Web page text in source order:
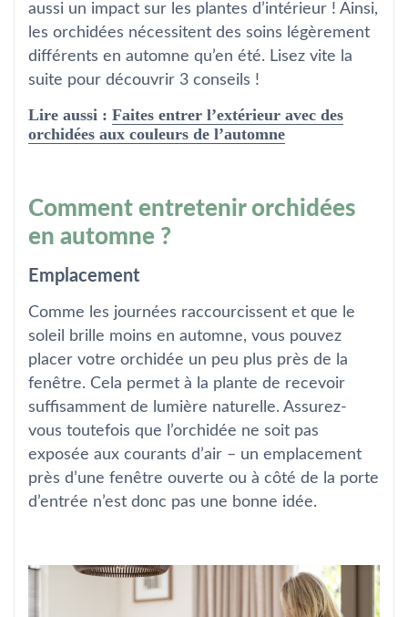
aussi un impact sur les plantes d’intérieur ! Ainsi,
les orchidées nécessitent des soins légèrement
différents en automne qu’en été. Lisez vite la
suite pour découvrir 3 conseils !
Lire aussi : Faites entrer l’extérieur avec des
orchidées aux couleurs de l’automne
Comment entretenir orchidées
en automne ?
Emplacement
Comme les journées raccourcissent et que le
soleil brille moins en automne, vous pouvez
placer votre orchidée un peu plus près de la
fenêtre. Cela permet à la plante de recevoir
suffisamment de lumière naturelle. Assurez-
vous toutefois que l’orchidée ne soit pas
exposée aux courants d’air – un emplacement
près d’une fenêtre ouverte ou à côté de la porte
d’entrée n’est donc pas une bonne idée.